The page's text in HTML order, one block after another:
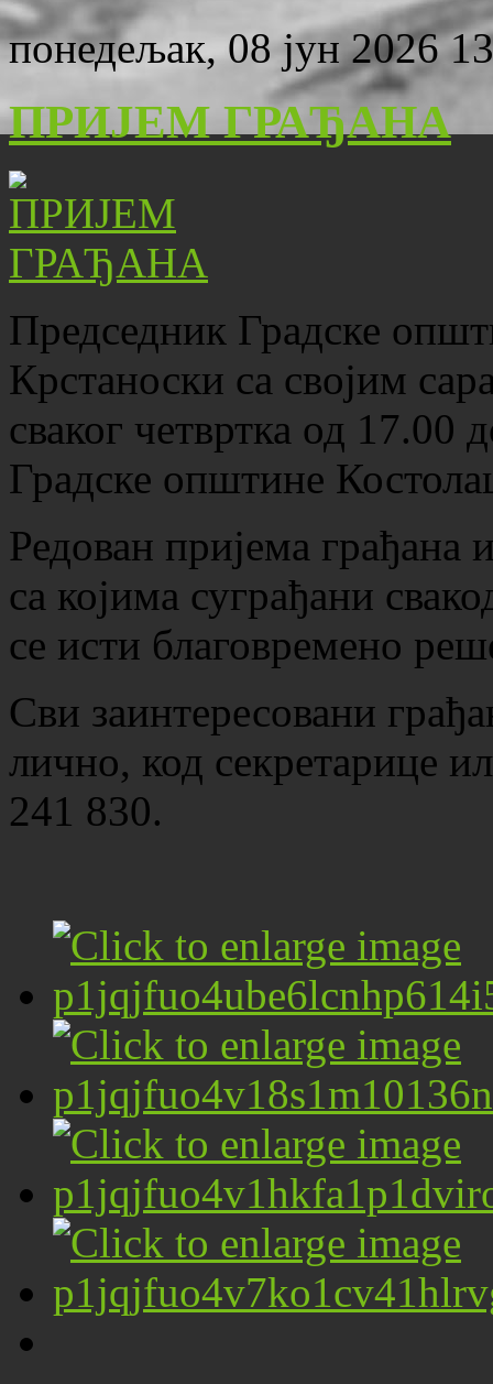
понедељак, 08 јун 2026
ПРИЈЕМ ГРАЂАНА
Председник Градске
Крстаноски са својим
сваког четвртка од 17.00
Градске општине
Редован пријема
са којима суграђани
се исти благовремено
Сви заинтересовани
лично, код секретарице
241 830.